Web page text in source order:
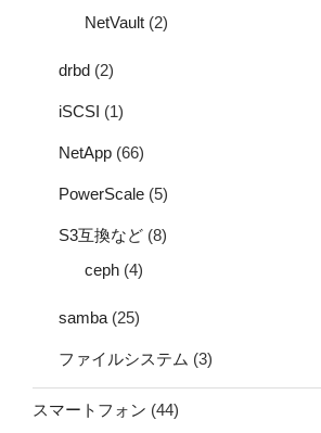
NetVault (2)
drbd (2)
iSCSI (1)
NetApp (66)
PowerScale (5)
S3互換など (8)
ceph (4)
samba (25)
ファイルシステム (3)
スマートフォン (44)